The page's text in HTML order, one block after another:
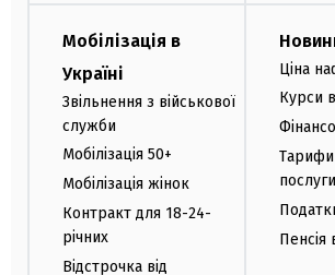
Мобілізація в
Україні
Звільнення з військової
служби
Мобілізація 50+
Мобілізація жінок
Контракт для 18-24-
річних
Відстрочка від
Ціна
Курси
Тарифи
послуги
Пенсія